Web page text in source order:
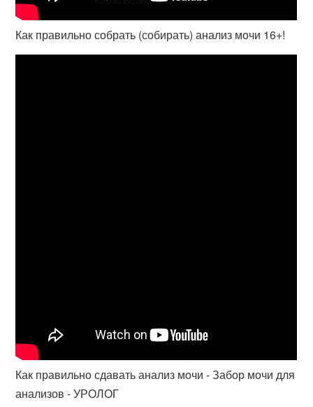
Как правильно собрать (собирать) анализ мочи 16+!
Как правильно сдавать анализ мочи - Забор мочи для
анализов - УРОЛОГ